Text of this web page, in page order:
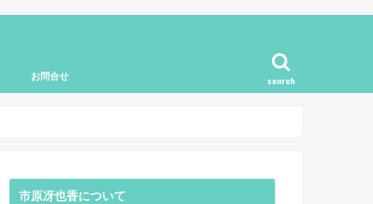
search
お問合せ
市原冴也香について